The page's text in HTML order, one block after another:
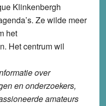
Klinkenbergh
Ze wilde meer
het
Het centrum wil
over
en onderzoekers,
amateurs